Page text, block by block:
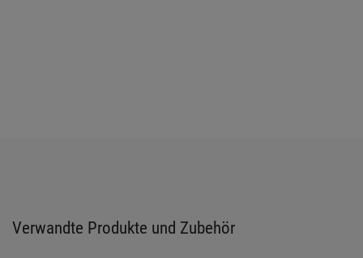
Verwandte Produkte und Zubehör